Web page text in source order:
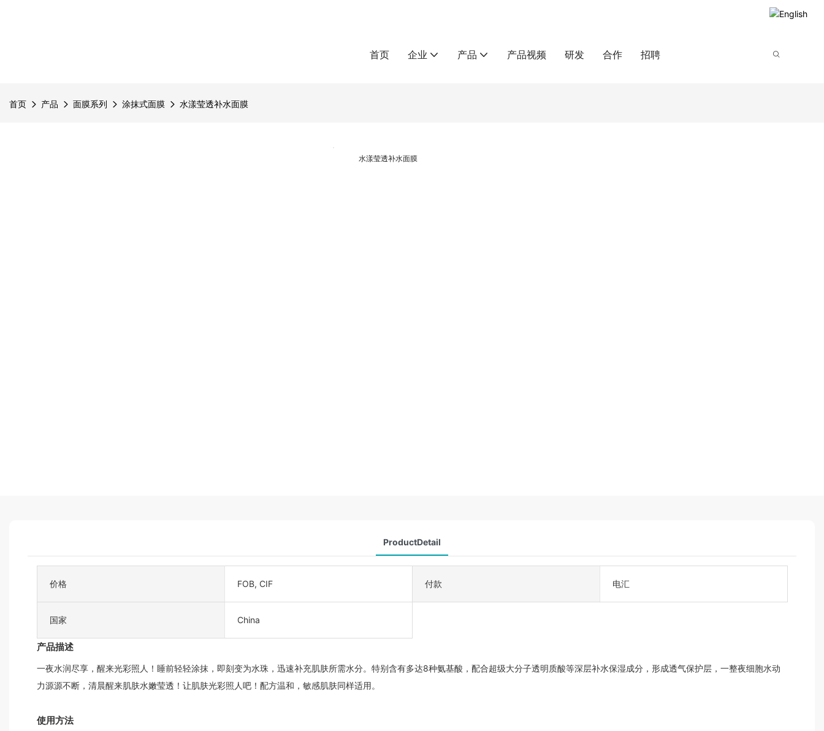
首页 企业 产品 产品视频 研发 合作 招聘
首页 产品 面膜系列 涂抹式面膜 水漾莹透补水面膜
水漾莹透补水面膜
ProductDetail
价格 FOB, CIF 付款 电汇
国家 China
产品描述
一夜水润尽享，醒来光彩照人！睡前轻轻涂抹，即刻变为水珠，迅速补充肌肤所需水分。特别含有多达8种氨基酸，配合超级大分子透明质酸等深层补水保湿成分，形成透气保护层，一整夜细胞水动
力源源不断，清晨醒来肌肤水嫩莹透！让肌肤光彩照人吧！配方温和，敏感肌肤同样适用。
使用方法